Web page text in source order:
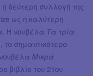
η δεύτερη συλλογή της
ως η καλύτερη
Η νουβέλα Τα τρία
το σημαντικότερο
Μικρά
βιβλίο του 21ου